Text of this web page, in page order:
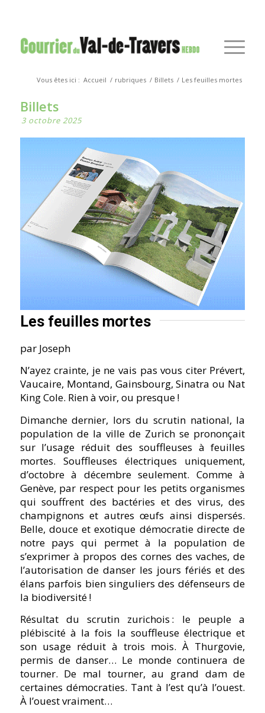
Vous êtes ici : Accueil / rubriques / Billets / Les feuilles mortes
Billets
3 octobre 2025
Les feuilles mortes
par Joseph
N’ayez crainte, je ne vais pas vous citer Prévert,
Vaucaire, Montand, Gainsbourg, Sinatra ou Nat
King Cole. Rien à voir, ou presque !
Dimanche dernier, lors du scrutin national, la
population de la ville de Zurich se prononçait
sur l’usage réduit des souffleuses à feuilles
mortes. Souffleuses électriques uniquement,
d’octobre à décembre seulement. Comme à
Genève, par respect pour les petits organismes
qui souffrent des bactéries et des virus, des
champignons et autres œufs ainsi dispersés.
Belle, douce et exotique démocratie directe de
notre pays qui permet à la population de
s’exprimer à propos des cornes des vaches, de
l’autorisation de danser les jours fériés et des
élans parfois bien singuliers des défenseurs de
la biodiversité !
Résultat du scrutin zurichois : le peuple a
plébiscité à la fois la souffleuse électrique et
son usage réduit à trois mois. À Thurgovie,
permis de danser… Le monde continuera de
tourner. De mal tourner, au grand dam de
certaines démocraties. Tant à l’est qu’à l’ouest.
À l’ouest vraiment…